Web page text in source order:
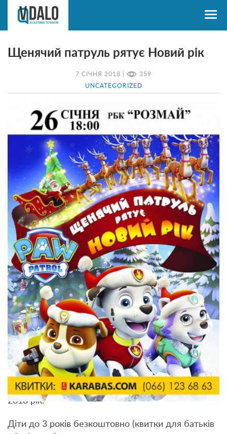
7 СІЧНЯ 2018 | 359
UNCATEGORIZED
Щенячий патруль рятує Новий рік
ЩЕНЯТА знову в Кам’янці-Подільському з новою
програмою. Цього разу вони рятують НОВИЙ
2018 рік.
Діти до 3 років безкоштовно (квитки для батьків